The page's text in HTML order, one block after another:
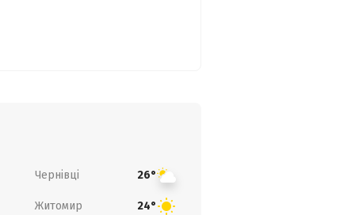
Чернівці 26°
Житомир 24°